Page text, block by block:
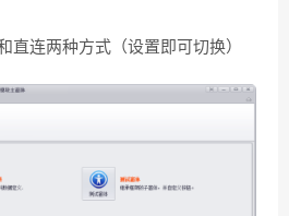
直连两种方式（设置即可切换）